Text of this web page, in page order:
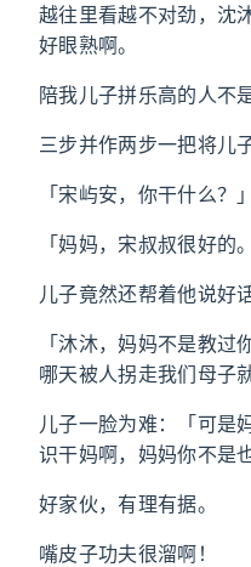
越往里看越不对劲，沈
好眼熟啊。
陪我儿子拼乐高的人不
三步并作两步一把将儿
「宋屿安，你干什么？」
「妈妈，宋叔叔很好的。
儿子竟然还帮着他说好
「沐沐，妈妈不是教
哪天被人拐走我们母子
儿子一脸为难：「可是
识干妈啊，妈妈你不是
好家伙，有理有据。
嘴皮子功夫很溜啊！